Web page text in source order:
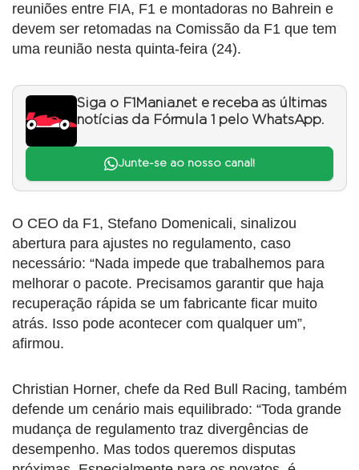
reuniões entre FIA, F1 e montadoras no Bahrein e
devem ser retomadas na Comissão da F1 que tem
uma reunião nesta quinta-feira (24).
Siga o F1Mania.net e receba as últimas
notícias da Fórmula 1 pelo WhatsApp.
Junte-se ao nosso canal!
O CEO da F1, Stefano Domenicali, sinalizou
abertura para ajustes no regulamento, caso
necessário: “Nada impede que trabalhemos para
melhorar o pacote. Precisamos garantir que haja
recuperação rápida se um fabricante ficar muito
atrás. Isso pode acontecer com qualquer um”,
afirmou.
Christian Horner, chefe da Red Bull Racing, também
defende um cenário mais equilibrado: “Toda grande
mudança de regulamento traz divergências de
desempenho. Mas todos queremos disputas